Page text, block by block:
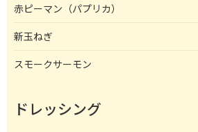
赤ピーマン（パプリカ）
新玉ねぎ
スモークサーモン
ドレッシング